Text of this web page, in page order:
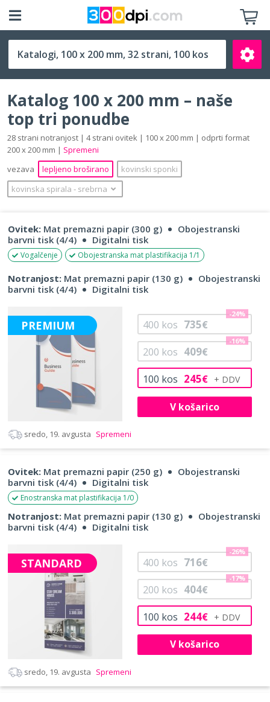
100 x 200 mm
Išči
Katalog 100 x 200 mm – naše
top tri ponudbe
28 strani notranjost | 4 strani ovitek | 100 x 200 mm | odprti format
200 x 200 mm | Spremeni
vezava
lepljeno broširano
kovinski sponki
kovinska spirala ‐ srebrna
Ovitek: Mat premazni papir (300 g)
Obojestranski
barvni tisk (4/4)
Digitalni tisk
Vogalčenje Obojestranska mat plastifikacija 1/1
Notranjost: Mat premazni papir (130 g)
Obojestranski
barvni tisk (4/4)
Digitalni tisk
PREMIUM
100 kos 245€
200 kos 409€
-16%
400 kos 735€
-24%
V košarico
sredo, 19. avgusta Spremeni
Ovitek: Mat premazni papir (250 g)
Obojestranski
barvni tisk (4/4)
Digitalni tisk
Enostranska mat plastifikacija 1/0
Notranjost: Mat premazni papir (130 g)
Obojestranski
barvni tisk (4/4)
Digitalni tisk
STANDARD
100 kos 244€
200 kos 404€
-17%
400 kos 716€
-26%
V košarico
sredo, 19. avgusta Spremeni